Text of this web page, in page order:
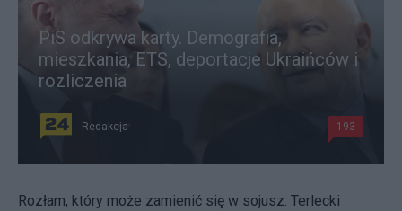
PiS odkrywa karty. Demografia,
mieszkania, ETS, deportacje Ukraińców i
rozliczenia
Redakcja 193
Rozłam, który może zamienić się w sojusz. Terlecki